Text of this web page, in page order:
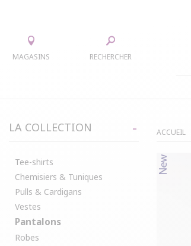
MAGASINS RECHERCHER
TEE-SHIRTS
CHEMISIERS & TUNIQUES
PULLS & CARDIGANS
VESTES
LA COLLECTION
Tee-shirts
Chemisiers & Tuniques
Pulls & Cardigans
Vestes
Pantalons
Robes
ACCUEIL